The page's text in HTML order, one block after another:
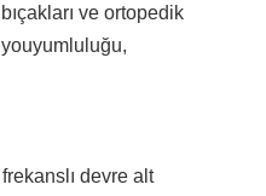
ve ortopedik
devre alt